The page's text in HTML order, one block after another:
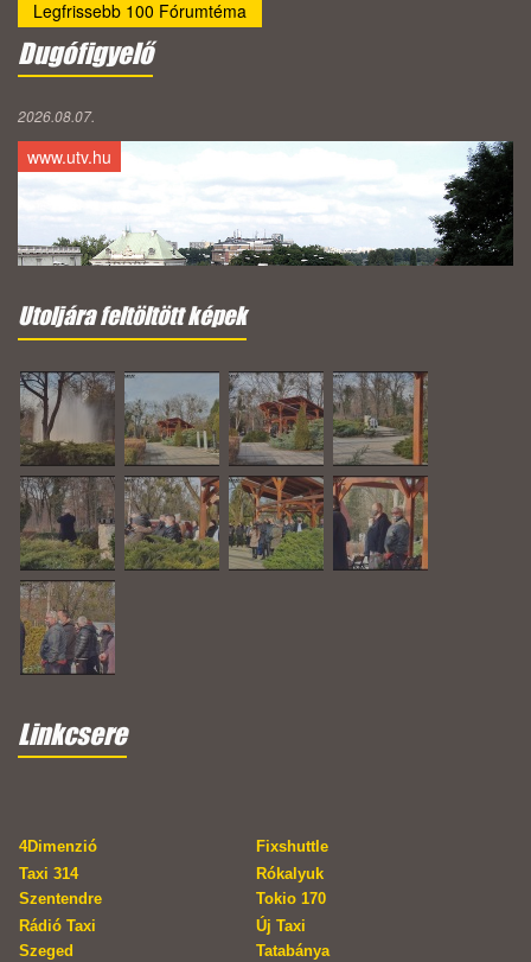
Legfrissebb 100 Fórumtéma
Dugófigyelő
2026.08.07.
www.utv.hu
Utoljára feltöltött képek
Linkcsere
4Dimenzió
Fixshuttle
Taxi 314
Szentendre
Rókalyuk
Tokio 170
Rádió Taxi
Szeged
Új Taxi
Tatabánya